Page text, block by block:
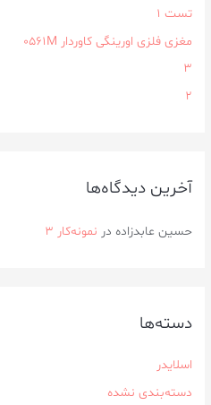
تست 1
مغزی فلزی اورینگی کاوردار ۰۵۶۱M
3
2
آخرین دیدگاه‌ها
حسین عابدزاده در نمونه‌کار ۳
دسته‌ها
اسلایدر
دسته‌بندی نشده